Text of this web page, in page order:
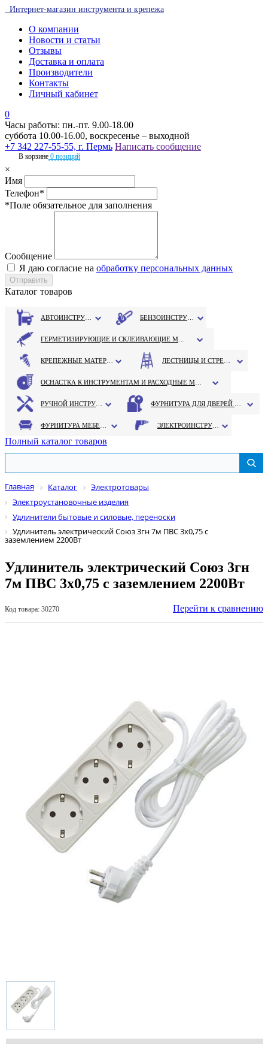
Интернет-магазин инструмента и крепежа
О компании
Новости и статьи
Отзывы
Доставка и оплата
Производители
Контакты
Личный кабинет
0
Часы работы: пн.-пт. 9.00-18.00
суббота 10.00-16.00, воскресенье – выходной
+7 342 227-55-55, г. Пермь Написать сообщение
В корзине 0 позиций
×
Имя
Телефон*
*Поле обязательное для заполнения
Сообщение
Я даю согласие на обработку персональных данных
Каталог товаров
Полный каталог товаров
Главная Каталог
Электротовары
Электроустановочные изделия
Удлинители бытовые и силовые, переноски
Удлинитель электрический Союз 3гн 7м ПВС 3х0,75 с
заземлением 2200Вт
Удлинитель электрический Союз 3гн
7м ПВС 3х0,75 с заземлением 2200Вт
Код товара: 30270 Перейти к сравнению